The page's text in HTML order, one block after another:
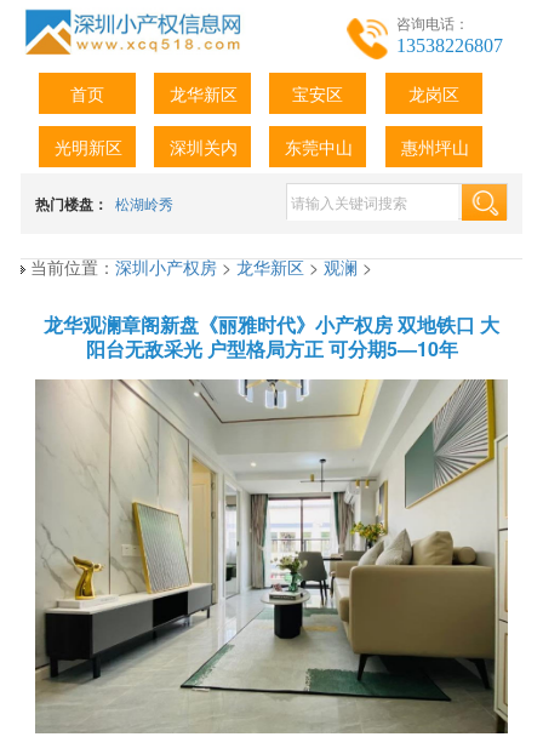
咨询电话：
13538226807
首页 龙华新区 宝安区 龙岗区
光明新区 深圳关内 东莞中山 惠州坪山
热门楼盘： 松湖岭秀
当前位置：深圳小产权房>龙华新区>观澜>
龙华观澜章阁新盘《丽雅时代》小产权房 双地铁口 大
阳台无敌采光 户型格局方正 可分期5—10年